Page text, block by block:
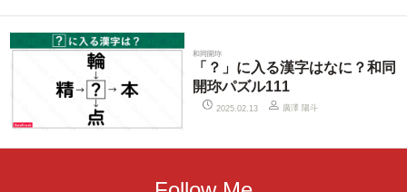
和同開珎
「？」に入る漢字はなに？和同
開珎パズル111
2025.02.13 廣澤 陽斗